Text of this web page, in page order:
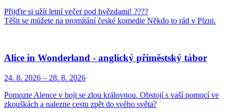
Přijďte si užít letní večer pod hvězdami! ????
Těšit se můžete na promítání české komedie Někdo to rád v Plzni.
Alice in Wonderland - anglický příměstský tábor
24. 8. 2026 – 28. 8. 2026
Pomozte Alence v boji se zlou královnou. Obstojí s vaší pomocí ve
zkouškách a nalezne cestu zpět do svého světa?